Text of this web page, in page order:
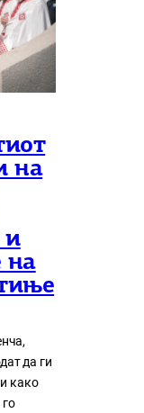
на
и
на
да ги
како